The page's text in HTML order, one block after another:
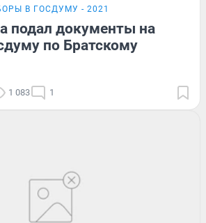
В ГОСДУМУ - 2021
подал документы на
по Братскому
1 083 1